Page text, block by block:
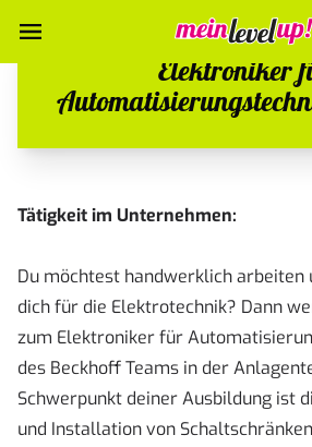
Elektroniker
Tätigkeit im Unternehmen:
Du möchtest handwerklich arbeiten
dich für die Elektrotechnik? Dann
zum Elektroniker für
des Beckhoff Teams in der
Schwerpunkt deiner Ausbildung ist
und Installation von